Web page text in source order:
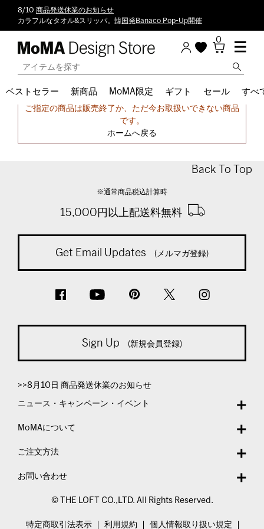
8/10 商品発送休業のお知らせ
カラフルなタオル&スリッパ。 韓国発Banaco Pop-Up開催
0
ベストセラー 新商品 MoMA限定 ギフト セール すべ
申し訳ございません。
ご指定の商品は販売終了か、ただ今お取扱いできない商品
です。
ホームへ戻る
Back To Top
※通常商品税込計算時
15,000円以上配送料無料
Get Email Updates (メルマガ登録)
Sign Up (新規会員登録)
>>8月10日 商品発送休業のお知らせ
ニュース・キャンペーン・イベント
MoMAについて
ご注文方法
お問い合わせ
© THE LOFT CO.,LTD. All Rights Reserved.
特定商取引法表示 利用規約 個人情報取り扱い規定